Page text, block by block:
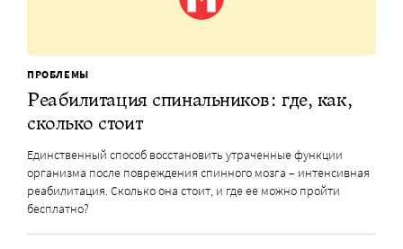
ПРОБЛЕМЫ
Реабилитация спинальников: где, как,
сколько стоит
Единственный способ восстановить утраченные функции
организма после повреждения спинного мозга – интенсивная
реабилитация. Сколько она стоит, и где ее можно пройти
бесплатно?